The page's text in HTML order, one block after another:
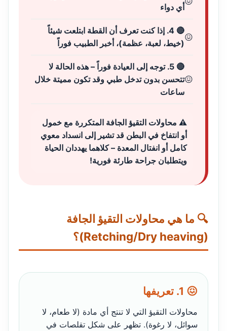
أي دواء
🔴 4. إذا كنت تعرف أن القطة ابتلعت شيئاً
(خيط، لعبة، عظمة)، أخبر الطبيب فوراً
🔴 5. توجه إلى العيادة فوراً – هذه الحالة لا
تتحسن بدون تدخل طبي وقد تكون مميتة خلال
ساعات
⚠️ محاولات التقيؤ الجافة المتكررة مع خمول
أو انتفاخ في البطن قد تشير إلى انسداد معوي
كامل أو انفتال المعدة – كلاهما يهددان الحياة
ويتطلبان جراحة طارئة فورية!
🔍 ما هي محاولات التقيؤ الجافة
(Retching/Dry heaving)؟
😖 1. تعريفها
محاولات التقيؤ التي لا تنتج أي مادة (لا طعام، لا
سوائل، لا رغوة). تظهر على شكل تقلصات في